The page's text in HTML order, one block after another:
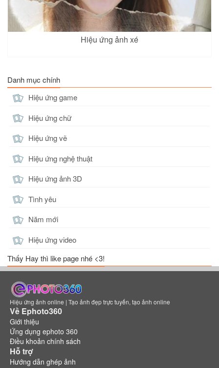
Hiệu ứng ảnh xé
Danh mục chính
Hiệu ứng game
Hiệu ứng chữ
Hiệu ứng vẽ
Hiệu ứng nghệ thuật
Hiệu ứng ảnh 3D
Tình yêu
Năm mới
Hiệu ứng video
Thấy Hay thì like page nhé <3!
Hiệu ứng ảnh online | Tạo ảnh đẹp trực tuyến, tạo ảnh online
Về Ephoto360
Giới thiệu
Ứng dụng ephoto 360
Điều khoản chính sách
Hỗ trợ
Hướng dẫn ghép ảnh